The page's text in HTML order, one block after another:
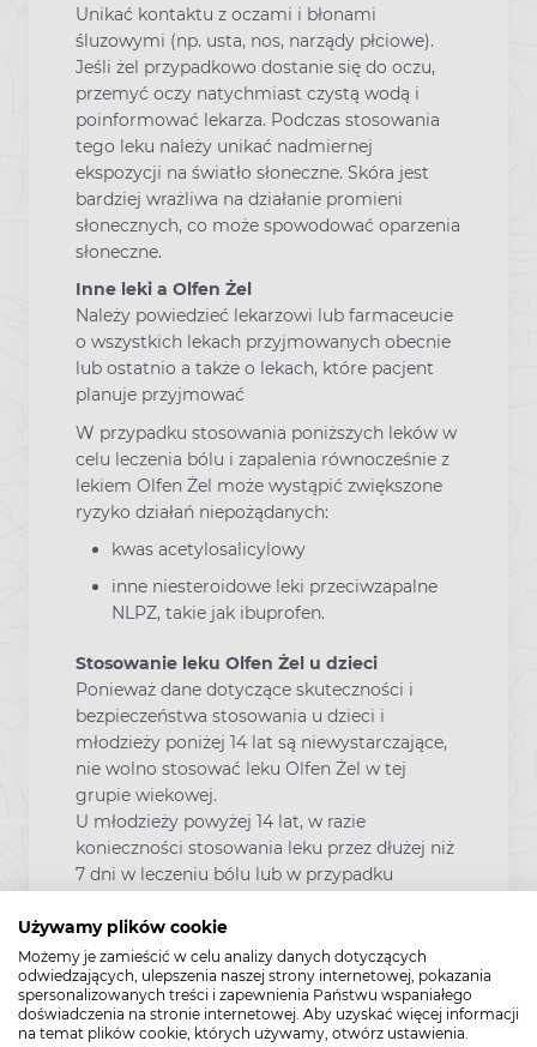
Używamy plików cookie
Możemy je zamieścić w celu analizy danych dotyczących
odwiedzających, ulepszenia naszej strony internetowej, pokazania
spersonalizowanych treści i zapewnienia Państwu wspaniałego
doświadczenia na stronie internetowej. Aby uzyskać więcej informacji
na temat plików cookie, których używamy, otwórz ustawienia.
Unikać kontaktu z oczami i błonami
śluzowymi (np. usta, nos, narządy płciowe).
Jeśli żel przypadkowo dostanie się do oczu,
przemyć oczy natychmiast czystą wodą i
poinformować lekarza. Podczas stosowania
tego leku należy unikać nadmiernej
ekspozycji na światło słoneczne. Skóra jest
bardziej wrażliwa na działanie promieni
słonecznych, co może spowodować oparzenia
słoneczne.
Inne leki a Olfen Żel
Należy powiedzieć lekarzowi lub farmaceucie
o wszystkich lekach przyjmowanych obecnie
lub ostatnio a także o lekach, które pacjent
planuje przyjmować
W przypadku stosowania poniższych leków w
celu leczenia bólu i zapalenia równocześnie z
lekiem Olfen Żel może wystąpić zwiększone
ryzyko działań niepożądanych:
kwas acetylosalicylowy
inne niesteroidowe leki przeciwzapalne
NLPZ, takie jak ibuprofen.
Stosowanie leku Olfen Żel u dzieci
Ponieważ dane dotyczące skuteczności i
bezpieczeństwa stosowania u dzieci i
młodzieży poniżej 14 lat są niewystarczające,
nie wolno stosować leku Olfen Żel w tej
grupie wiekowej.
U młodzieży powyżej 14 lat, w razie
konieczności stosowania leku przez dłużej niż
7 dni w leczeniu bólu lub w przypadku
skontaktować się z lekarzem.
Ciąża i karmienie piersią i wpływ na
płodność
Przed zastosowaniem jakiegokolwiek leku